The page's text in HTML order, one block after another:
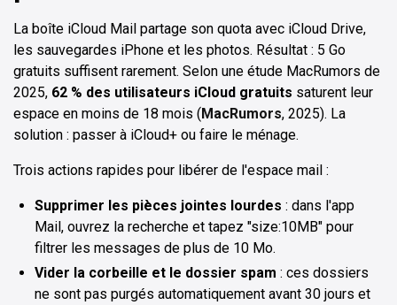
La boîte iCloud Mail partage son quota avec iCloud Drive,
les sauvegardes iPhone et les photos. Résultat : 5 Go
gratuits suffisent rarement. Selon une étude MacRumors de
2025, 62 % des utilisateurs iCloud gratuits saturent leur
espace en moins de 18 mois (MacRumors, 2025). La
solution : passer à iCloud+ ou faire le ménage.
Trois actions rapides pour libérer de l'espace mail :
Supprimer les pièces jointes lourdes : dans l'app
Mail, ouvrez la recherche et tapez "size:10MB" pour
filtrer les messages de plus de 10 Mo.
Vider la corbeille et le dossier spam : ces dossiers
ne sont pas purgés automatiquement avant 30 jours et